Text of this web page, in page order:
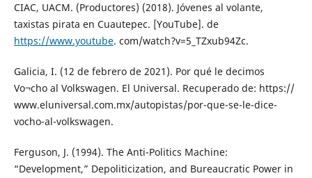
CIAC, UACM. (Productores) (2018). Jóvenes al volante,
taxistas pirata en Cuautepec. [YouTube]. de
https://www.youtube. com/watch?v=5_TZxub94Zc.
Galicia, I. (12 de febrero de 2021). Por qué le decimos
Vo¬cho al Volkswagen. El Universal. Recuperado de: https://
www.eluniversal.com.mx/autopistas/por-que-se-le-dice-
vocho-al-volkswagen.
Ferguson, J. (1994). The Anti-Politics Machine:
“Development,” Depoliticization, and Bureaucratic Power in